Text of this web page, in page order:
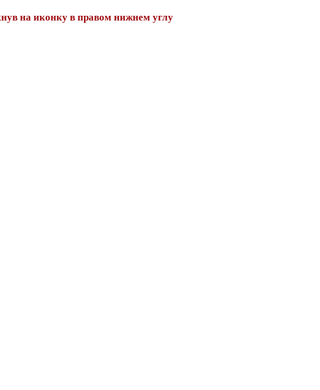
на иконку в правом нижнем углу